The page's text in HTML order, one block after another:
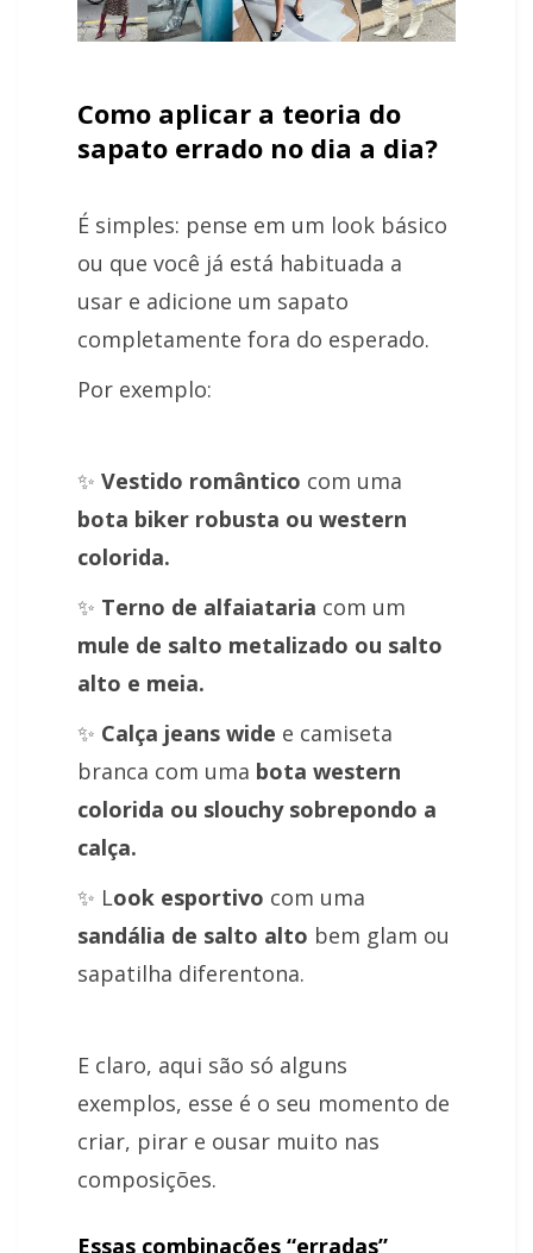
Como aplicar a teoria do
sapato errado no dia a dia?
É simples: pense em um look básico
ou que você já está habituada a
usar e adicione um sapato
completamente fora do esperado.
Por exemplo:
✨ Vestido romântico com uma
bota biker robusta ou western
colorida.
✨ Terno de alfaiataria com um
mule de salto metalizado ou salto
alto e meia.
✨ Calça jeans wide e camiseta
branca com uma bota western
colorida ou slouchy sobrepondo a
calça.
✨ Look esportivo com uma
sandália de salto alto bem glam ou
sapatilha diferentona.
E claro, aqui são só alguns
exemplos, esse é o seu momento de
criar, pirar e ousar muito nas
composições.
Essas combinações “erradas”